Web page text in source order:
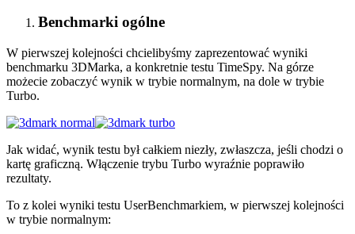
Benchmarki ogólne
W pierwszej kolejności chcielibyśmy zaprezentować wyniki
benchmarku 3DMarka, a konkretnie testu TimeSpy. Na górze
możecie zobaczyć wynik w trybie normalnym, na dole w trybie
Turbo.
Jak widać, wynik testu był całkiem niezły, zwłaszcza, jeśli chodzi o
kartę graficzną. Włączenie trybu Turbo wyraźnie poprawiło
rezultaty.
To z kolei wyniki testu UserBenchmarkiem, w pierwszej kolejności
w trybie normalnym: